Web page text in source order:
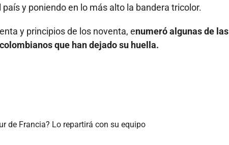
país y poniendo en lo más alto la bandera tricolor.
y principios de los noventa, enumeró algunas de las
que han dejado su huella.
de Francia? Lo repartirá con su equipo